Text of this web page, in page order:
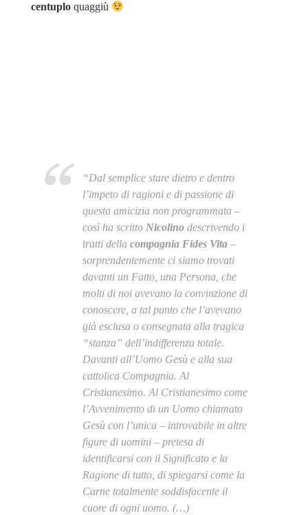
centuploquaggiù
“Dal semplice stare dietro e dentro
l’impeto di ragioni e di passione di
questa amicizia non programmata –
così ha scritto Nicolinodescrivendo i
tratti della compagnia Fides Vita–
sorprendentemente ci siamo trovati
davanti un Fatto, una Persona, che
molti di noi avevano la convinzione di
conoscere, a tal punto che l’avevano
già esclusa o consegnata alla tragica
“stanza” dell’indifferenza totale.
Davanti all’Uomo Gesù e alla sua
cattolica Compagnia. Al
Cristianesimo. Al Cristianesimo come
l’Avvenimento di un Uomo chiamato
Gesù con l’unica – introvabile in altre
figure di uomini – pretesa di
identificarsi con il Significato e la
Ragione di tutto, di spiegarsi come la
Carne totalmente soddisfacente il
cuore di ogni uomo. (…)